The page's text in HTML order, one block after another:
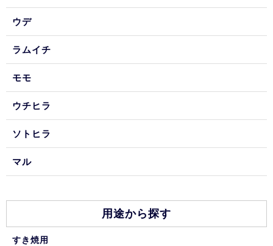
ウデ
ラムイチ
モモ
ウチヒラ
ソトヒラ
マル
用途から探す
すき焼用